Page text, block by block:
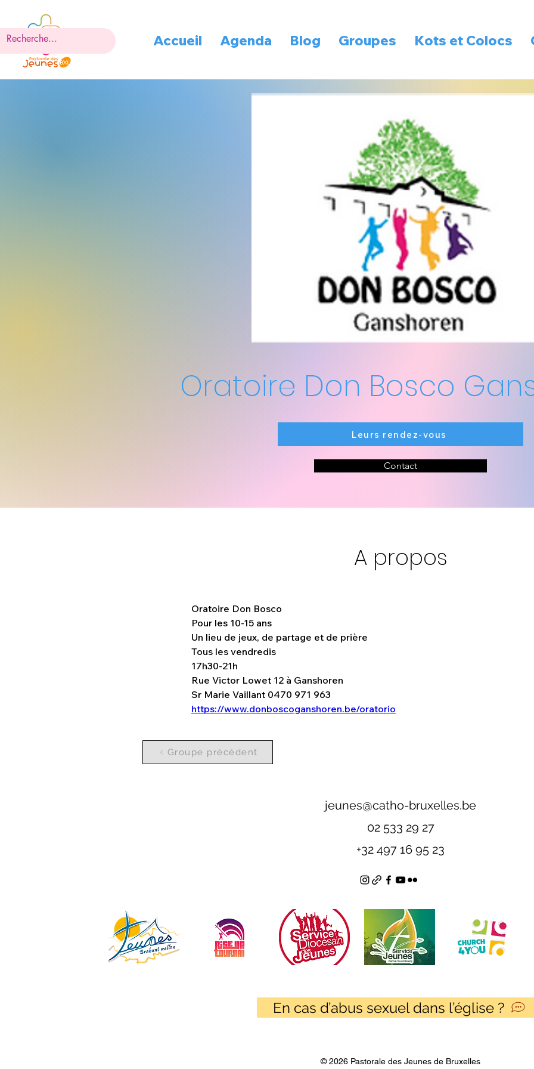
Accueil Agenda Blog Groupes Kots et Colocs
Oratoire Don Bosco
Leurs rendez-vous
Contact
A propos
Oratoire Don Bosco
Pour les 10-15 ans
Un lieu de jeux, de partage et de prière
Tous les vendredis
17h30-21h
Rue Victor Lowet 12 à Ganshoren
Sr Marie Vaillant 0470 971 963
https://www.donboscoganshoren.be/oratorio
Groupe précédent
jeunes@catho-bruxelles.be
02 533 29 27
+32 497 16 95 23
En cas d’abus sexuel dans l’église ?
© 2026 Pastorale des Jeunes de Bruxelles